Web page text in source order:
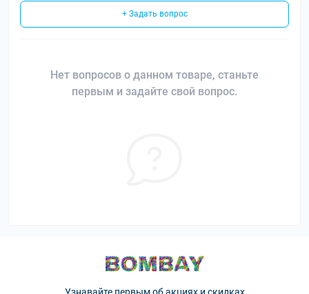
+ Задать вопрос
Нет вопросов о данном товаре, станьте
первым и задайте свой вопрос.